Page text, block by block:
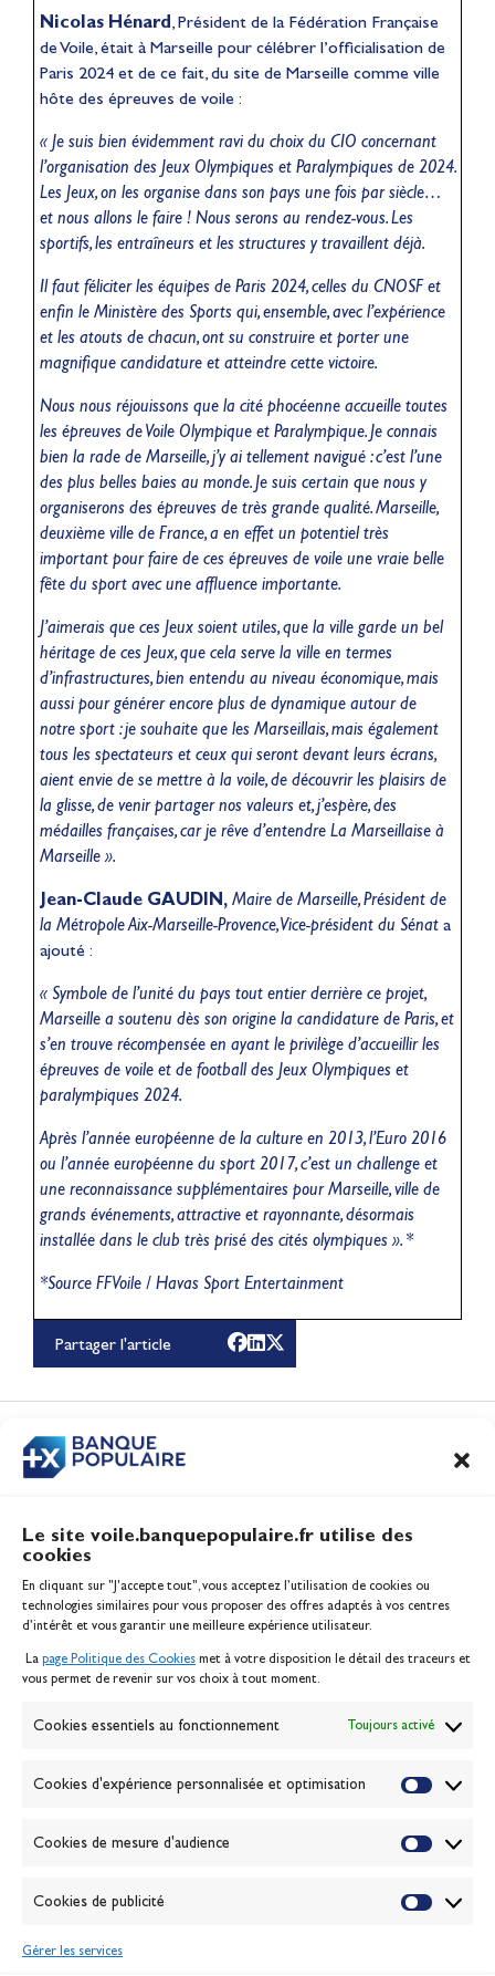
Le site voile.banquepopulaire.fr utilise des
cookies
En cliquant sur "J'accepte tout", vous acceptez l’utilisation de cookies ou
technologies similaires pour vous proposer des offres adaptés à vos centres
d’intérêt et vous garantir une meilleure expérience utilisateur.
La page Politique des Cookies met à votre disposition le détail des traceurs et
vous permet de revenir sur vos choix à tout moment.
Cookies essentiels au fonctionnement Toujours activé
Cookies d'expérience personnalisée et optimisation
Cookies de mesure d'audience
Cookies de publicité
Gérer les services
Nicolas Hénard, Président de la Fédération Française
de Voile, était à Marseille pour célébrer l’officialisation de
Paris 2024 et de ce fait, du site de Marseille comme ville
hôte des épreuves de voile :
« Je suis bien évidemment ravi du choix du CIO concernant
l’organisation des Jeux Olympiques et Paralympiques de 2024.
Les Jeux, on les organise dans son pays une fois par siècle…
et nous allons le faire ! Nous serons au rendez-vous. Les
sportifs, les entraîneurs et les structures y travaillent déjà.
Il faut féliciter les équipes de Paris 2024, celles du CNOSF et
enfin le Ministère des Sports qui, ensemble, avec l’expérience
et les atouts de chacun, ont su construire et porter une
magnifique candidature et atteindre cette victoire.
Nous nous réjouissons que la cité phocéenne accueille toutes
les épreuves de Voile Olympique et Paralympique. Je connais
bien la rade de Marseille, j’y ai tellement navigué : c’est l’une
des plus belles baies au monde. Je suis certain que nous y
organiserons des épreuves de très grande qualité. Marseille,
deuxième ville de France, a en effet un potentiel très
important pour faire de ces épreuves de voile une vraie belle
fête du sport avec une affluence importante.
J’aimerais que ces Jeux soient utiles, que la ville garde un bel
héritage de ces Jeux, que cela serve la ville en termes
d’infrastructures, bien entendu au niveau économique, mais
aussi pour générer encore plus de dynamique autour de
notre sport : je souhaite que les Marseillais, mais également
tous les spectateurs et ceux qui seront devant leurs écrans,
aient envie de se mettre à la voile, de découvrir les plaisirs de
la glisse, de venir partager nos valeurs et, j’espère, des
médailles françaises, car je rêve d’entendre La Marseillaise à
Marseille ».
Jean-Claude GAUDIN, Maire de Marseille, Président de
la Métropole Aix-Marseille-Provence, Vice-président du Sénat a
ajouté :
« Symbole de l’unité du pays tout entier derrière ce projet,
Marseille a soutenu dès son origine la candidature de Paris, et
s’en trouve récompensée en ayant le privilège d’accueillir les
épreuves de voile et de football des Jeux Olympiques et
paralympiques 2024.
Après l’année européenne de la culture en 2013, l’Euro 2016
ou l’année européenne du sport 2017, c’est un challenge et
une reconnaissance supplémentaires pour Marseille, ville de
grands événements, attractive et rayonnante, désormais
installée dans le club très prisé des cités olympiques ». *
*Source FFVoile / Havas Sport Entertainment
Partager l'article
CONTENUS
Lauriane Nolot en or à
Long Beach, sur le plan
d'eau des Jeux
Olympiques 2028
Inscription serveur média
Contact
Politique des cookies
Banque de la voile
Passion Voile TV
ABONNEZ-VOUS